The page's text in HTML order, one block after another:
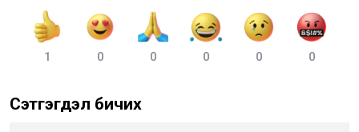
1 0 0 0 0 0
Сэтгэгдэл бичих